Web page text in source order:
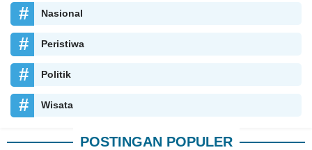
Nasional
Peristiwa
Politik
Wisata
POSTINGAN POPULER